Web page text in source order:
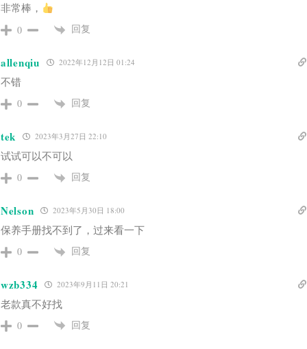
非常棒，
0 回复
allenqiu 2022年12月12日 01:24
不错
0 回复
tek 2023年3月27日 22:10
试试可以不可以
0 回复
Nelson 2023年5月30日 18:00
保养手册找不到了，过来看一下
0 回复
wzb334 2023年9月11日 20:21
老款真不好找
0 回复